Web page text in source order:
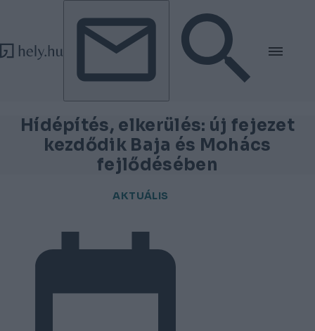
Tovább a tartalomhoz
Tovább a lábléchez
Hídépítés, elkerülés: új fejezet
kezdődik Baja és Mohács
fejlődésében
AKTUÁLIS